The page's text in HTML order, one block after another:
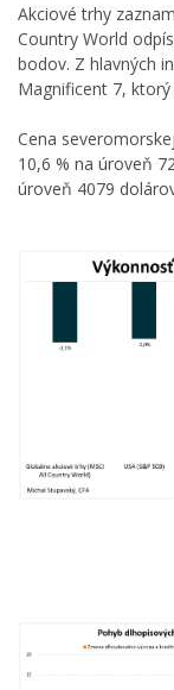
Akciové trhy
Country World
bodov. Z hlavných
Magnificent 7,
Cena
10,6 % na úroveň
úroveň 4079